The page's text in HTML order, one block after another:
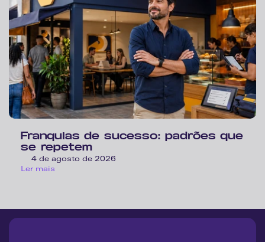
Franquias de sucesso: padrões que
se repetem
4 de agosto de 2026
Ler mais